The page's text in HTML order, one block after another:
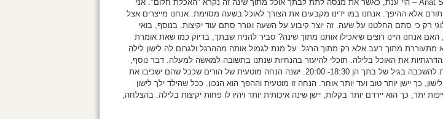
Anat Shimshon Anteby – היי ענת, כאשר את מנסה לתת לבתך אוכל מתוך שינה זה נקרא "האכלת חלום". אני
אלא ההיפך. אנחנו במו ידינו מקבעים את הצורך לאוכל בשעה מסוימת. אנחנו מייצרים אצל
רק כי סתם החלטנו על שעה. זה יוצר קיבוע על השעה וגורר סתם עוד יקיצות. בנוסף, בואי
האם אנחנו היינו רוצים שיאכילו אותנו מתוך שינה? סביר להניח שבתך, בדיוק כמו שאת אומרת
מתעוררת מתוך רעב אלא רק מתוך הרגל. על מנת לגמול אותה מההרגל ולגרום לה לישון לילה
את האוכל בלילה. תוכלי להיעזר בהנחיות שנתנו בתשובה למאשה למעלה. דבר נוסף,
השעות האידיאליות להשכבה בגיל של בתך הן 18:30- 20:00. ישנה הנחה מוטעית של הורים שככל שהם ישכיבו את
כך יישן יותר טוב ועד יותר אוחר. הנחה זו מוטעית וההפך הוא הנכון. ככל שהילד ילך לישון
יתר, כך הוא יירדם יותר בקלות, יישן שינה איכותית יותר ויהיו לו פחות יקיצות בלילה. בהצלחה,